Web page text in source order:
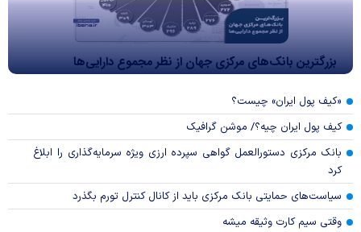
بزرگترین بانک‌های مرکزی جهان از نظر مجموع دارایی‌ها
«کیف پول ایران» چیست؟
کیف پول ایران چیه؟/ موشن گرافیک
بانک مرکزی دستورالعمل گواهی سپرده ارزی ویژه سرمایه‌گذاری را ابلاغ
کرد
سیاست‌های حمایتی بانک مرکزی باید از کانال کنترل تورم بگذرد
وقتی سیم کارت وثیقه میشه